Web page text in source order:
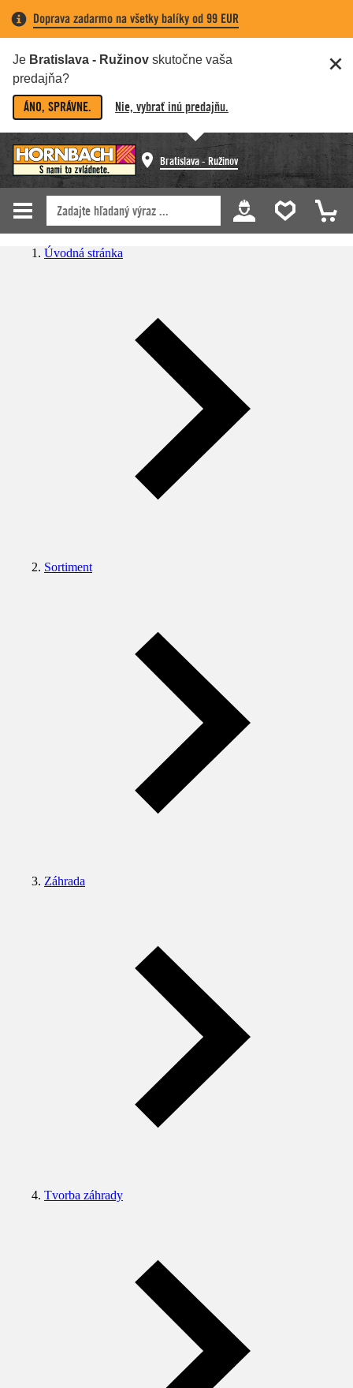
Doprava zadarmo na všetky balíky od 99 EUR
Je Bratislava - Ružinov skutočne vaša
predajňa?
ÁNO, SPRÁVNE. Nie, vybrať inú predajňu.
Bratislava - Ružinov
Úvodná stránka
Sortiment
Záhrada
Tvorba záhrady